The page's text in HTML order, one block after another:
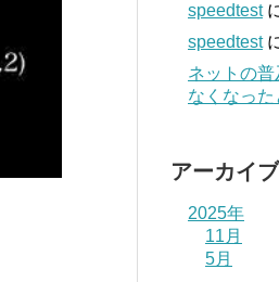
speedtest
speedtest
ネットの
なくなっ
アーカイブ
2025年
11月
5月